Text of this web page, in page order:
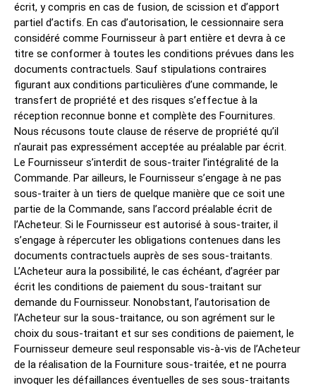
écrit, y compris en cas de fusion, de scission et d’apport
partiel d’actifs. En cas d’autorisation, le cessionnaire sera
considéré comme Fournisseur à part entière et devra à ce
titre se conformer à toutes les conditions prévues dans les
documents contractuels. Sauf stipulations contraires
figurant aux conditions particulières d’une commande, le
transfert de propriété et des risques s’effectue à la
réception reconnue bonne et complète des Fournitures.
Nous récusons toute clause de réserve de propriété qu’il
n’aurait pas expressément acceptée au préalable par écrit.
Le Fournisseur s’interdit de sous-traiter l’intégralité de la
Commande. Par ailleurs, le Fournisseur s’engage à ne pas
sous-traiter à un tiers de quelque manière que ce soit une
partie de la Commande, sans l’accord préalable écrit de
l’Acheteur. Si le Fournisseur est autorisé à sous-traiter, il
s’engage à répercuter les obligations contenues dans les
documents contractuels auprès de ses sous-traitants.
L’Acheteur aura la possibilité, le cas échéant, d’agréer par
écrit les conditions de paiement du sous-traitant sur
demande du Fournisseur. Nonobstant, l’autorisation de
l’Acheteur sur la sous-traitance, ou son agrément sur le
choix du sous-traitant et sur ses conditions de paiement, le
Fournisseur demeure seul responsable vis-à-vis de l’Acheteur
de la réalisation de la Fourniture sous-traitée, et ne pourra
invoquer les défaillances éventuelles de ses sous-traitants